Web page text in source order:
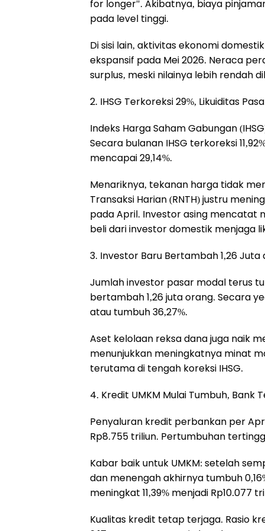
for longer". Akibatnya, biaya
pada level tinggi.
Di sisi lain, aktivitas ekonomi
ekspansif pada Mei 2026. Neraca
surplus, meski nilainya lebih rendah
2. IHSG Terkoreksi 29%, Likuiditas
Indeks Harga Saham Gabungan
Secara bulanan IHSG terkoreksi
mencapai 29,14%.
Menariknya, tekanan harga tidak
Transaksi Harian (RNTH) justru
pada April. Investor asing mencatat
beli dari investor domestik menjaga
3. Investor Baru Bertambah 1,26 Juta
Jumlah investor pasar modal terus
bertambah 1,26 juta orang. Secara
atau tumbuh 36,27%.
Aset kelolaan reksa dana juga naik
menunjukkan meningkatnya minat
terutama di tengah koreksi IHSG.
4. Kredit UMKM Mulai Tumbuh, Bank
Penyaluran kredit perbankan per
Rp8.755 triliun. Pertumbuhan
Kabar baik untuk UMKM: setelah
dan menengah akhirnya tumbuh
meningkat 11,39% menjadi Rp10.077
Kualitas kredit tetap terjaga. Rasio